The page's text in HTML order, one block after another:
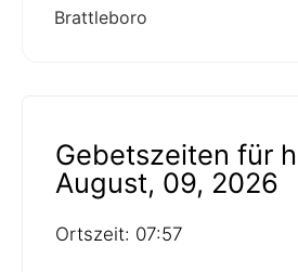
Brattleboro
Gebetszeiten für
August, 09, 2026
Ortszeit: 07:57